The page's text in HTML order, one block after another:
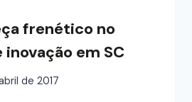
frenético no
em SC
de 2017